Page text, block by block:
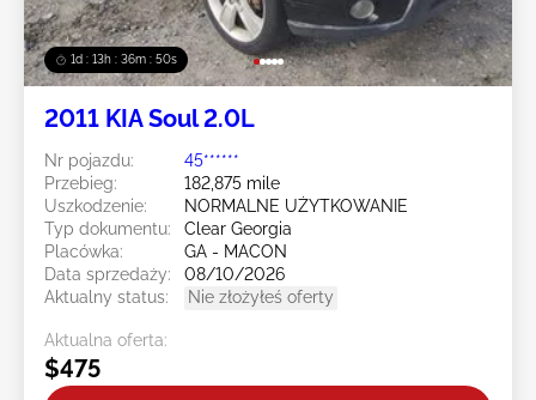
1d : 13h : 36m : 47s
2011 KIA Soul 2.0L
Nr pojazdu:
45******
Przebieg:
182,875 mile
Uszkodzenie:
NORMALNE UŻYTKOWANIE
Typ dokumentu:
Clear Georgia
Placówka:
GA - MACON
Data sprzedaży:
08/10/2026
Aktualny status:
Nie złożyłeś oferty
Aktualna oferta:
$475